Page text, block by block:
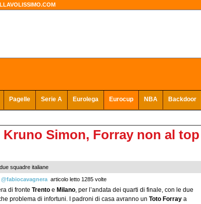
Pagelle Serie A Eurolega Eurocup NBA Backdoor
Simon, Forray non al top
squadre italiane
@fabiocavagnera articolo letto 1285 volte
di fronte Trento e Milano, per l’andata dei quarti di finale, con le due
problema di infortuni. I padroni di casa avranno un Toto Forray a